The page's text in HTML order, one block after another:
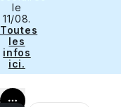
le
11/08.
Toutes
les
infos
ici.